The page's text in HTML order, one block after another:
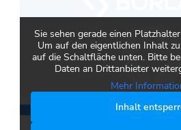
Sie sehen gerade einen
Um auf den eigentlichen Inhalt
auf die Schaltfläche unten. Bitte
Daten an Drittanbieter
Mehr
Inhalt